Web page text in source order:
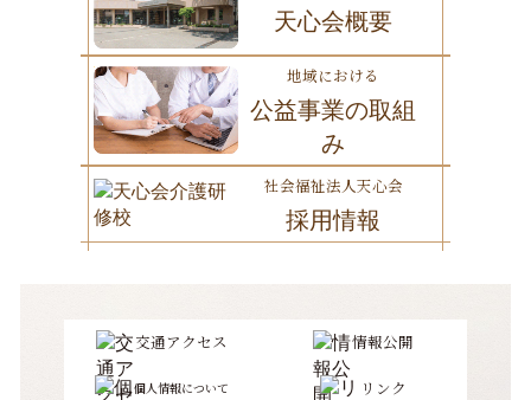
天心会概要
地域における
公益事業の取組
み
社会福祉法人天心会
採用情報
交通アクセス 情報公開
個人情報について リンク